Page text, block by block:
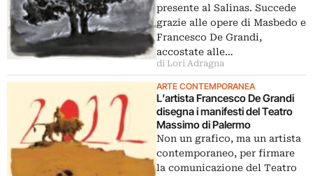
presente al Salinas. Succede
grazie alle opere di Masbedo e
Francesco De Grandi,
accostate alle…
di Lori Adragna
ARTE CONTEMPORANEA
L’artista Francesco De Grandi
disegna i manifesti del Teatro
Massimo di Palermo
Non un grafico, ma un artista
contemporaneo, per firmare
la comunicazione del Teatro